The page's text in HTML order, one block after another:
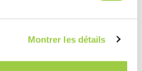
Montrer les détails